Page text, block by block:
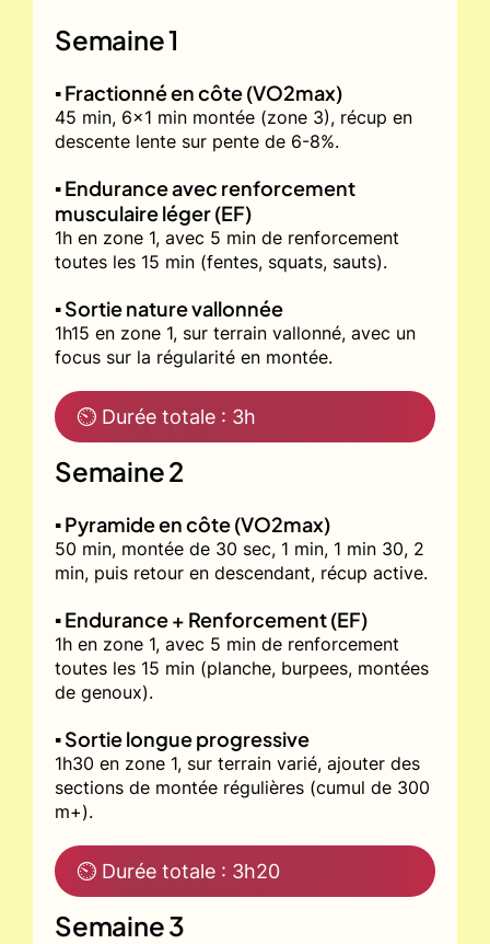
Semaine 1
▪️ Fractionné en côte (VO2max)
45 min, 6x1 min montée (zone 3), récup en
descente lente sur pente de 6-8%.
▪️ Endurance avec renforcement
musculaire léger (EF)
1h en zone 1, avec 5 min de renforcement
toutes les 15 min (fentes, squats, sauts).
▪️ Sortie nature vallonnée
1h15 en zone 1, sur terrain vallonné, avec un
focus sur la régularité en montée.
⏲ Durée totale : 3h
Semaine 2
▪️ Pyramide en côte (VO2max)
50 min, montée de 30 sec, 1 min, 1 min 30, 2
min, puis retour en descendant, récup active.
▪️ Endurance + Renforcement (EF)
1h en zone 1, avec 5 min de renforcement
toutes les 15 min (planche, burpees, montées
de genoux).
▪️ Sortie longue progressive
1h30 en zone 1, sur terrain varié, ajouter des
sections de montée régulières (cumul de 300
m+).
⏲ Durée totale : 3h20
Semaine 3